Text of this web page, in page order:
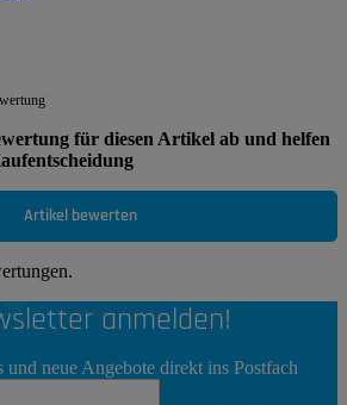
für diesen Artikel ab und helfen
Artikel bewerten
anmelden!
und neue Angebote direkt ins Postfach